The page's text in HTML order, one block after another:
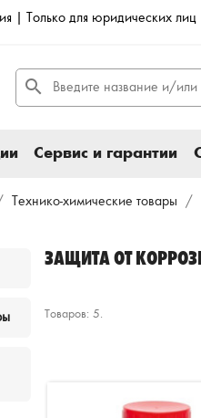
| Только для юридических лиц
search
Сервис и гарантии
Технико-химические товары
ЗАЩИТА ОТ
Товаров: 5.